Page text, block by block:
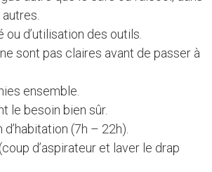
d’utilisation des outils.
sont pas claires avant de passer à
ensemble.
le besoin bien sûr.
(7h – 22h).
d’aspirateur et laver le drap